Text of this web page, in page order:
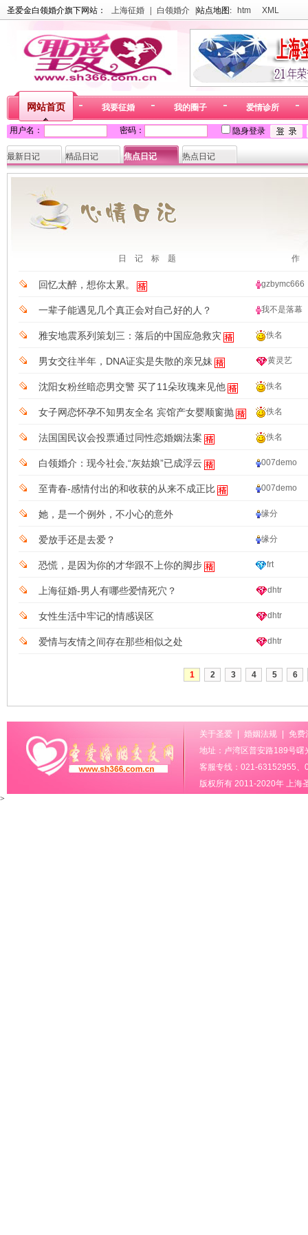
圣爱金白领婚介旗下网站： 上海征婚 白领婚介 |站点地图: htm XML
网站首页 我要征婚 我的圈子 爱情诊所
用户名： 密码： 隐身登录
最新日记 精品日记 焦点日记 热点日记
日 记 标 题 作
回忆太醉，想你太累。 gzbymc666
一辈子能遇见几个真正会对自己好的人？ 我不是落幕
雅安地震系列策划三：落后的中国应急救灾 佚名
男女交往半年，DNA证实是失散的亲兄妹 黄灵艺
沈阳女粉丝暗恋男交警 买了11朵玫瑰来见他 佚名
女子网恋怀孕不知男友全名 宾馆产女婴顺窗抛 佚名
法国国民议会投票通过同性恋婚姻法案 佚名
白领婚介：现今社会,“灰姑娘”已成浮云 007demo
至青春-感情付出的和收获的从来不成正比 007demo
她，是一个例外，不小心的意外 缘分
爱放手还是去爱？ 缘分
恐慌，是因为你的才华跟不上你的脚步 frt
上海征婚-男人有哪些爱情死穴？ dhtr
女性生活中牢记的情感误区 dhtr
爱情与友情之间存在那些相似之处 dhtr
1 2 3 4 5 6
关于圣爱 婚姻法规
免费
地址：卢湾区普安路189号
客服专线：021-63152955
版权所有 2011-2020年 上海
>